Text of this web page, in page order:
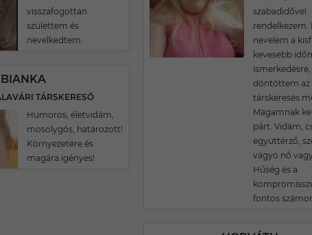
visszafogottan
születtem és
nevelkedtem.
BIANKA
TÁRSKERESŐ
Humoros, életvidám,
mosolygós, határozott!
Környezetére és
magára igényes!
szabadidővel
rendelkezem.
nevelem a
kevesebb
döntöttem az
társkeresés
Magamnak
párt. Vidám,
együttérző,
vágyó nő
Hűség és a
fontos